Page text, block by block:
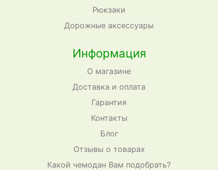
Рюкзаки
Дорожные аксессуары
Информация
О магазине
Доставка и оплата
Гарантия
Контакты
Блог
Отзывы о товарах
Какой чемодан Вам подобрать?